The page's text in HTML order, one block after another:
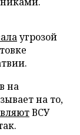
угрозой
на
на то,
ВСУ